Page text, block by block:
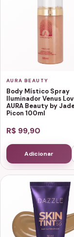
AURA BEAUTY
Body Místico Spray
Iluminador Venus
AURA Beauty by
Picon 100ml
R$ 99,90
Adicionar